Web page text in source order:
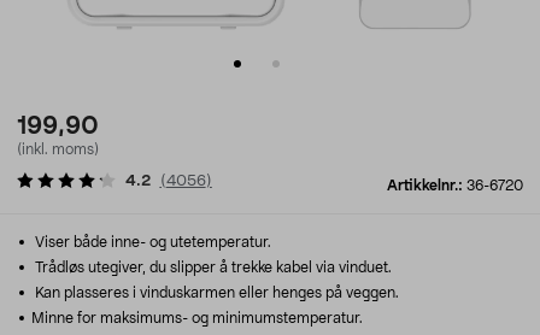
199,90
(inkl. moms)
Artikkelnr.: 36-6720
4.2 (4056)
Viser både inne- og utetemperatur.
Trådløs utegiver, du slipper å trekke kabel via vinduet.
Kan plasseres i vinduskarmen eller henges på veggen.
Minne for maksimums- og minimumstemperatur.